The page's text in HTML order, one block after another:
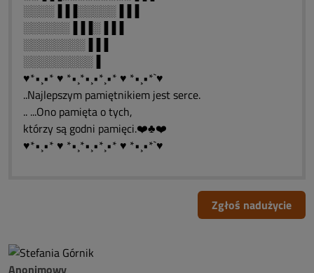
░░░░▐▐▐░░░░░▐▐▐
░░░░░░▐▐▐░▐▐▐
░░░░░░░░▐▐▐
░░░░░░░░░▐
♥*•¸•* ♥ *•¸*•¸•*¸•* ♥ *•¸•*`♥
..Najlepszym pamiętnikiem jest serce.
.. ...Ono pamięta o tych,
którzy są godni pamięci.❤️♣❤️
♥*•¸•* ♥ *•¸*•¸•*¸•* ♥ *•¸•*`♥
Zgłoś nadużycie
Anonimowy